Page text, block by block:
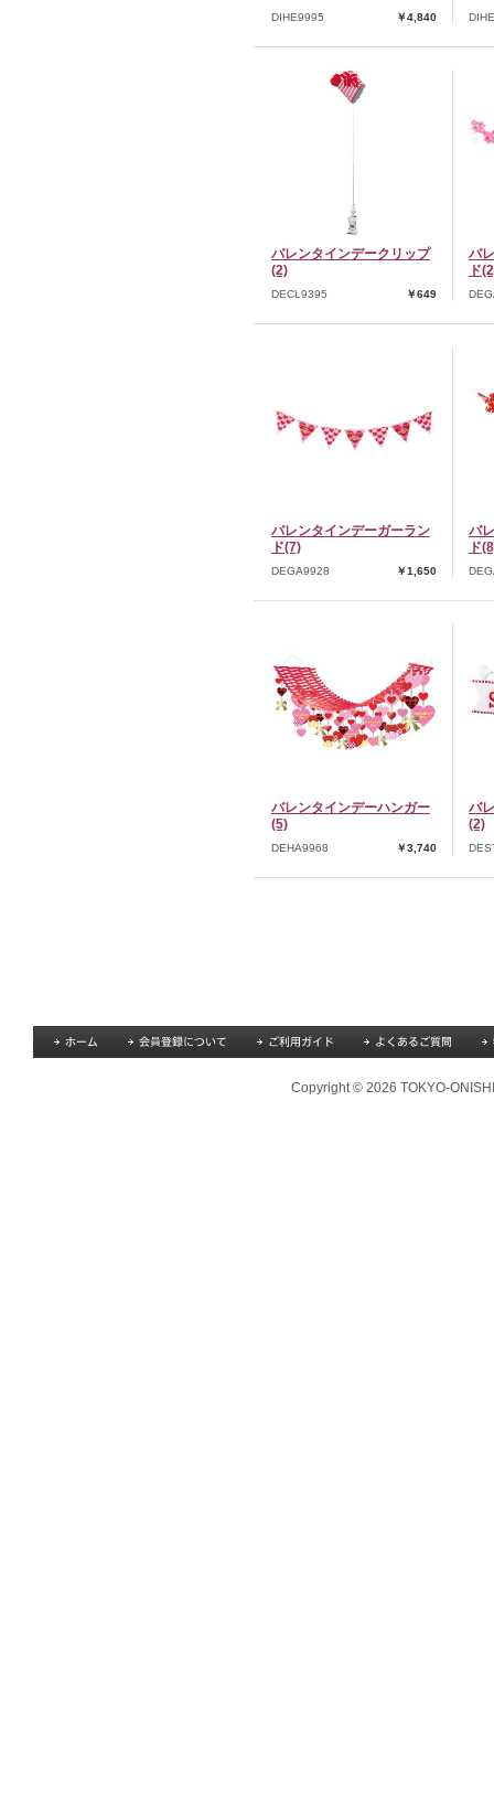
DIHE9995 ￥4,840
バレンタインデークリップ
(2)
DECL9395 ￥649
バ
ド
バレンタインデーガーラン
ド(7)
DEGA9928 ￥1,650
バ
ド
バレンタインデーハンガー
(5)
DEHA9968 ￥3,740
バ
(2)
Copyright © 2026 TOKYO-